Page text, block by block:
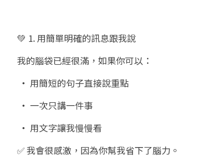
💚 1. 用簡單明確的訊息跟我說
我的腦袋已經很滿，如果你可以：
• 用簡短的句子直接說重點
• 一次只講一件事
• 用文字讓我慢慢看
✅ 我會很感激，因為你幫我省下了腦力。